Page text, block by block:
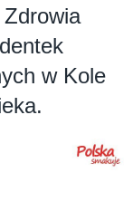
w Kole